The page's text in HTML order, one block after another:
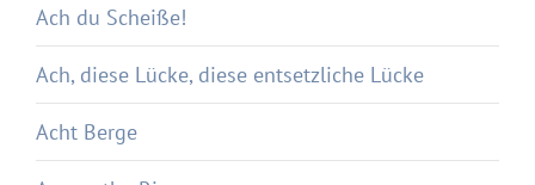
Ach du Scheiße!
Ach, diese Lücke, diese entsetzliche Lücke
Acht Berge